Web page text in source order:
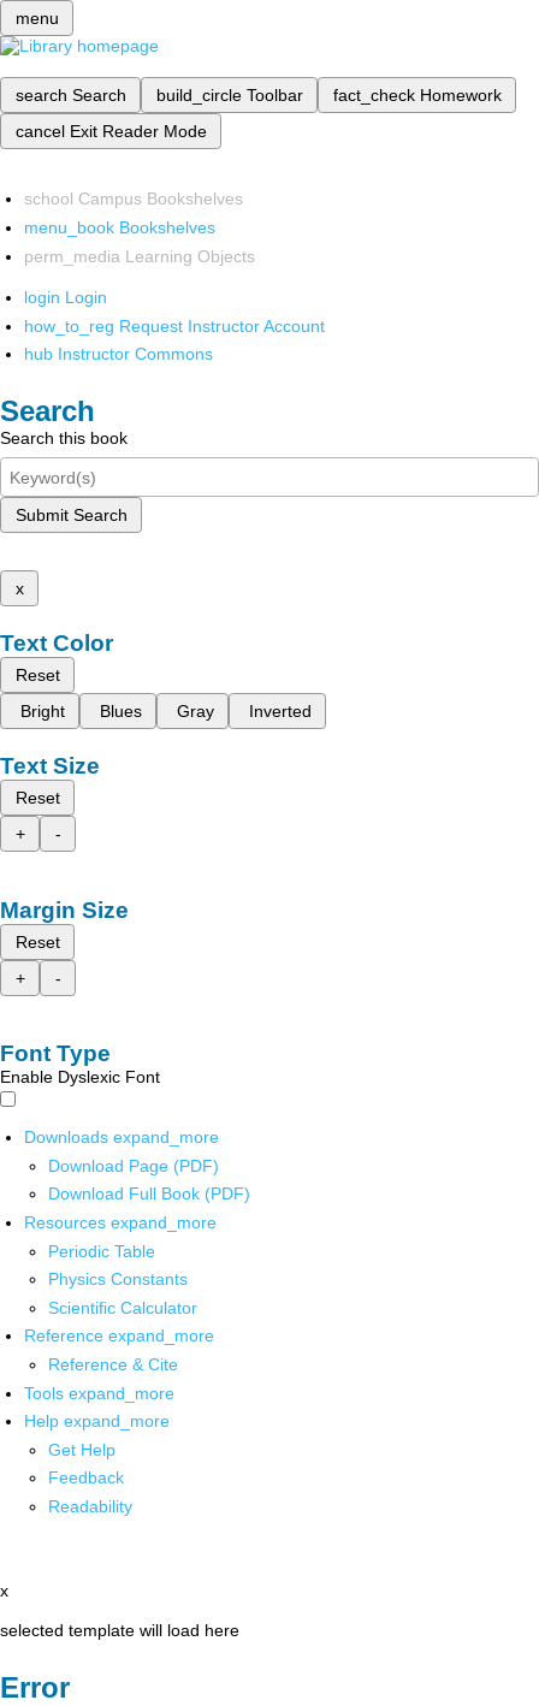
menu
search Search build_circle Toolbar fact_check Homework
cancel Exit Reader Mode
school Campus Bookshelves
menu_book Bookshelves
perm_media Learning Objects
login Login
how_to_reg Request Instructor Account
hub Instructor Commons
Search
Search this book
Submit Search
x
Text Color
Reset
Bright
Blues Gray Inverted
Text Size
Reset
+
-
Margin Size
Reset
+
-
Font Type
Enable Dyslexic Font
Downloads expand_more
Download Page (PDF)
Download Full Book (PDF)
Resources expand_more
Periodic Table
Physics Constants
Scientific Calculator
Reference expand_more
Reference & Cite
Tools expand_more
Help expand_more
Get Help
Feedback
Readability
x
selected template will load here
Error